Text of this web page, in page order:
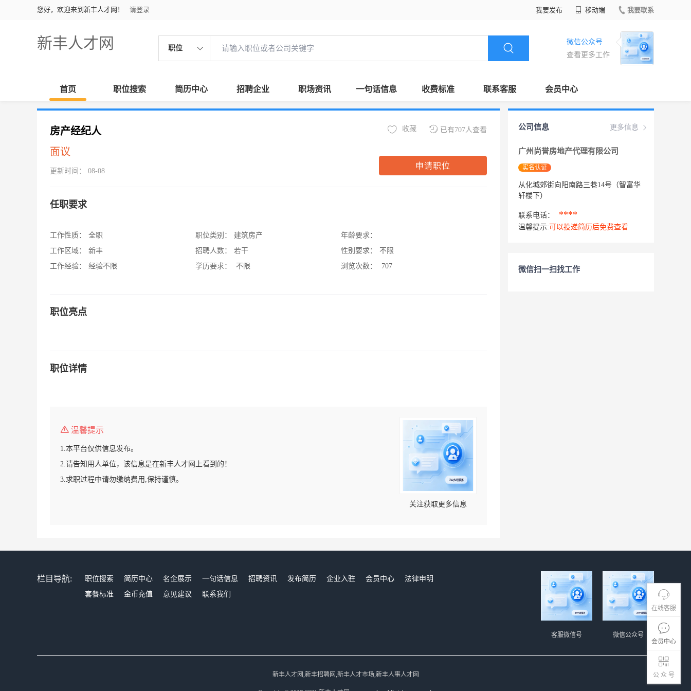
您好，欢迎来到新丰人才网！ 请登录 我要发布 移动端 我要联系
新丰人才网 职位
微信公众号
查看更多工作
首页 职位搜索 简历中心 招聘企业 职场资讯 一句话信息 收费标准 联系客服 会员中心
在线客服
会员中心
公 众 号
房产经纪人
面议
更新时间： 08-08
已有707人查看
收藏
申请职位
任职要求
工作性质：
全职
工作区域：
新丰
工作经验：
经验不限
职位类别：
建筑房产
招聘人数：
若干
学历要求：
不限
年龄要求：
性别要求：
不限
浏览次数：
707
职位亮点
职位详情
温馨提示
1.本平台仅供信息发布。
2.请告知用人单位，该信息是在新丰人才网上看到的！
3.求职过程中请勿缴纳费用,保持谨慎。
关注获取更多信息
更多信息
公司信息
广州尚誉房地产代理有限公司
实名认证
从化城郊街向阳南路三巷14号（智富华
轩楼下）
联系电话： ****
温馨提示: 可以投递简历后免费查看
微信扫一扫找工作
栏目导航: 职位搜索 简历中心 名企展示 一句话信息 招聘资讯 发布简历 企业入驻 会员中心
法律申明
套餐标准
金币充值 意见建议 联系我们
微信公众号
客服微信号
新丰人才网,新丰招聘网,新丰人才市场,新丰人事人才网